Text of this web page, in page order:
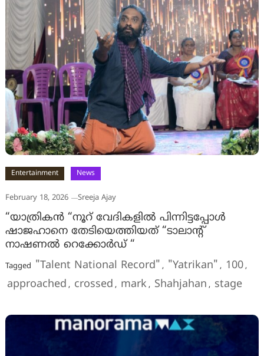
Entertainment News
February 18, 2026 Sreeja Ajay
“യാത്രികൻ “നൂറ് വേദികളിൽ പിന്നിട്ടപ്പോൾ
ഷാജഹാനെ തേടിയെത്തിയത് “ടാലാന്റ്
നാഷണൽ റെക്കോർഡ് “
Tagged "Talent National Record" , "Yatrikan" , 100,
approached , crossed , mark , Shahjahan , stage